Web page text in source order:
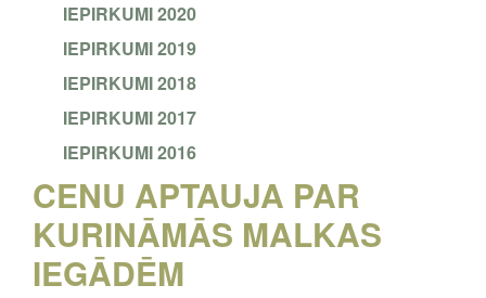
IEPIRKUMI 2020
IEPIRKUMI 2019
IEPIRKUMI 2018
IEPIRKUMI 2017
IEPIRKUMI 2016
CENU APTAUJA PAR
KURINĀMĀS MALKAS
IEGĀDĒM